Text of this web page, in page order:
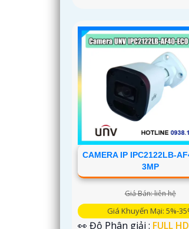
CAMERA IP IPC2122LB-
3MP
Giá Bán: liên hệ
Giá Khuyến Mại: 5%-
👀 Độ Phân giải : FULL